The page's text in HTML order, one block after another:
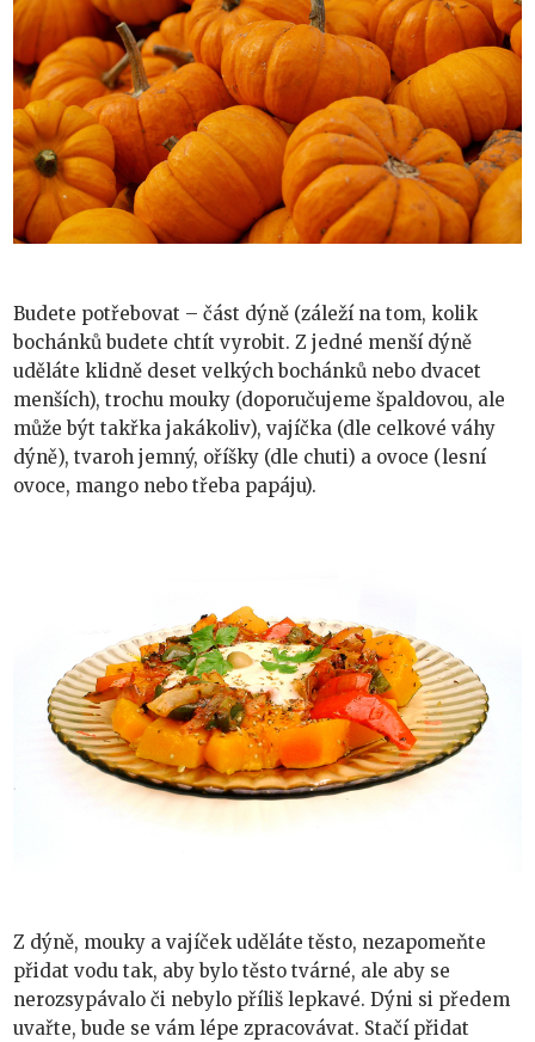
Budete potřebovat – část dýně (záleží na tom, kolik
bochánků budete chtít vyrobit. Z jedné menší dýně
uděláte klidně deset velkých bochánků nebo dvacet
menších), trochu mouky (doporučujeme špaldovou, ale
může být takřka jakákoliv), vajíčka (dle celkové váhy
dýně), tvaroh jemný, oříšky (dle chuti) a ovoce (lesní
ovoce, mango nebo třeba papáju).
Z dýně, mouky a vajíček uděláte těsto, nezapomeňte
přidat vodu tak, aby bylo těsto tvárné, ale aby se
nerozsypávalo či nebylo příliš lepkavé. Dýni si předem
uvařte, bude se vám lépe zpracovávat. Stačí přidat